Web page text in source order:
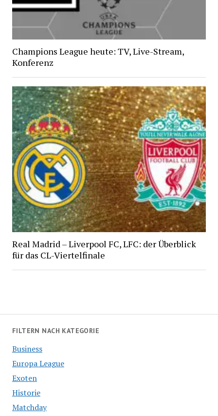
Champions League heute: TV, Live-Stream,
Konferenz
Real Madrid – Liverpool FC, LFC: der Überblick
für das CL-Viertelfinale
FILTERN NACH KATEGORIE
Business
Europa League
Exoten
Historie
Matchday